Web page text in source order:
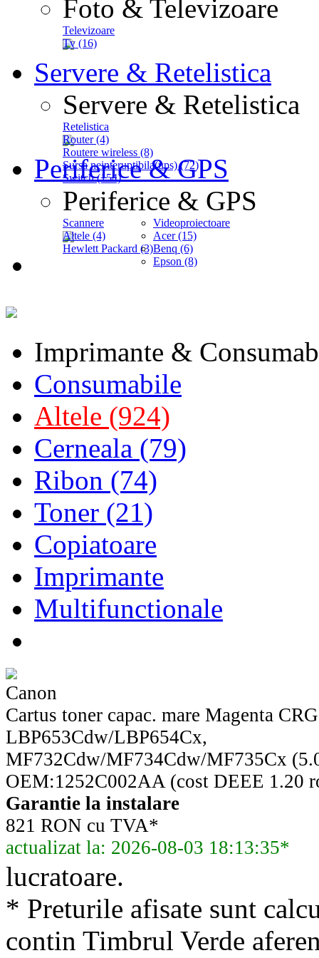
Foto & Televizoare
Televizoare
Tv (16)
Servere & Retelistica
Servere & Retelistica
Retelistica
Router (4)
Routere wireless (8)
Sursa neinteruptibila(ups) (72)
Switch (154)
Periferice & GPS
Periferice & GPS
Scannere
Altele (4)
Hewlett Packard (3)
Videoproiectoare
Acer (15)
Benq (6)
Epson (8)
Imprimante &
Consumabile
Altele (924)
Cerneala (79)
Ribon (74)
Toner (21)
Copiatoare
Imprimante
Multifunctionale
Canon
Cartus toner capac. mare Magenta
LBP653Cdw/LBP654Cx,
MF732Cdw/MF734Cdw/MF735Cx
OEM:1252C002AA (cost DEEE 1.20
Garantie la instalare
821 RON cu TVA*
actualizat la: 2026-08-03 18:13:35*
lucratoare.
* Preturile afisate sunt
contin Timbrul Verde